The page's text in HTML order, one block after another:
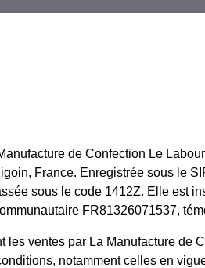
de Confection Le
France. Enregistrée sous le
sous le code 1412Z. Elle est
FR81326071537,
les ventes par La Manufacture
notamment celles en